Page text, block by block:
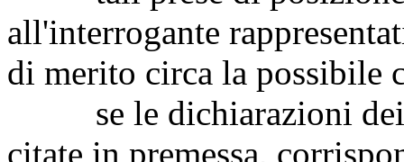
all'interrogante
di merito circa la possibile
se le dichiarazioni dei
citate in premessa,